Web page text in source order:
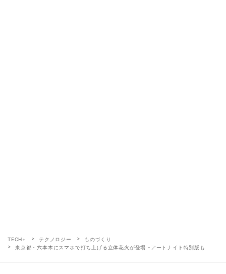
TECH+ テクノロジー
ものづくり
東京都・六本木にスマホで打ち上げる立体花火が登場 -アートナイト特別版も